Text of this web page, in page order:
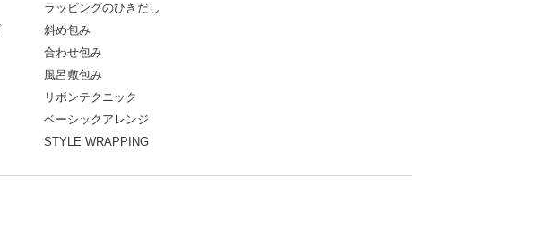
ラッピングのひきだし
斜め包み
合わせ包み
風呂敷包み
リボンテクニック
ベーシックアレンジ
STYLE WRAPPING